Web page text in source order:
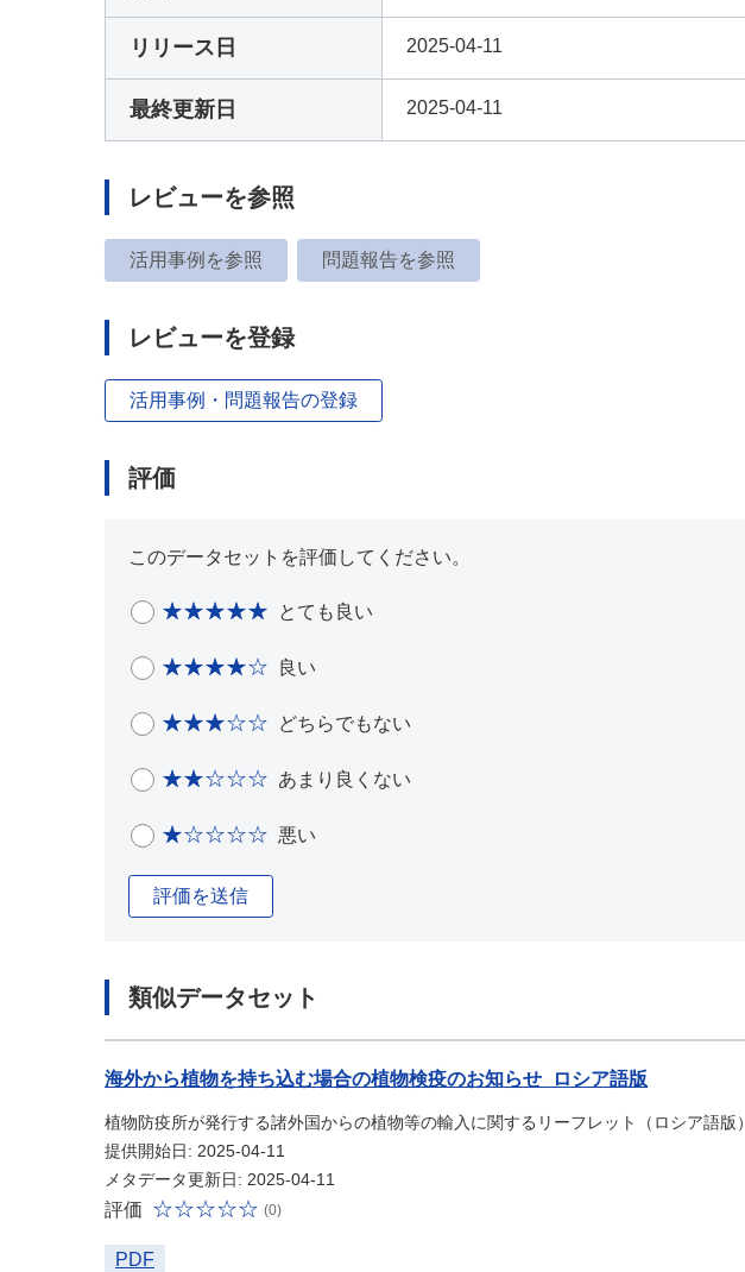
リリース日 2025-04-11
最終更新日 2025-04-11
レビューを参照
活用事例を参照 問題報告を参照
レビューを登録
活用事例・問題報告の登録
評価
このデータセットを評価してください。
とても良い
良い
どちらでもない
あまり良くない
悪い
評価を送信
類似データセット
海外から植物を持ち込む場合の植物検疫のお知らせ_ロシア語版
植物防疫所が発行する諸外国からの植物等の輸入に関するリーフレット（ロシア語版）
提供開始日: 2025-04-11
メタデータ更新日: 2025-04-11
評価 (0)
PDF